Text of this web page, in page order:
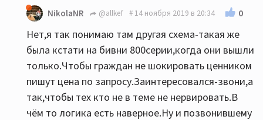
NikolaNR @allkef 14 ноября 2019 в 20:34 0
Нет,я так понимаю там другая схема-такая же
была кстати на бивни 800серии,когда они вышли
только.Чтобы граждан не шокировать ценником
пишут цена по запросу.Заинтересовался-звони,а
так,чтобы тех кто не в теме не нервировать.В
чём то логика есть наверное.Ну и позвонившему